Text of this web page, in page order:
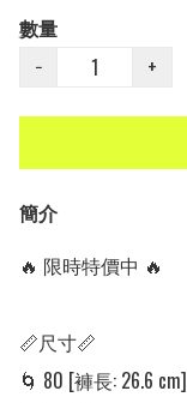
數量
−
+
簡介
🔥 限時特價中 🔥
📏尺寸📏
🌀 80 [褲長: 26.6 cm]